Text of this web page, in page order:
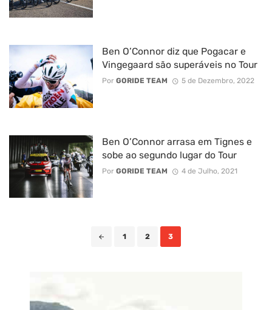
Ben O’Connor diz que Pogacar e
Vingegaard são superáveis no Tour
Por GORIDE TEAM 5 de Dezembro, 2022
Ben O’Connor arrasa em Tignes e
sobe ao segundo lugar do Tour
Por GORIDE TEAM 4 de Julho, 2021
1 2 3